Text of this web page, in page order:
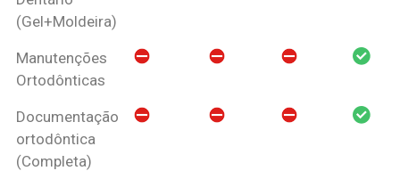
(Gel+Moldeira)
Manutenções
Ortodônticas
Documentação
ortodôntica
(Completa)